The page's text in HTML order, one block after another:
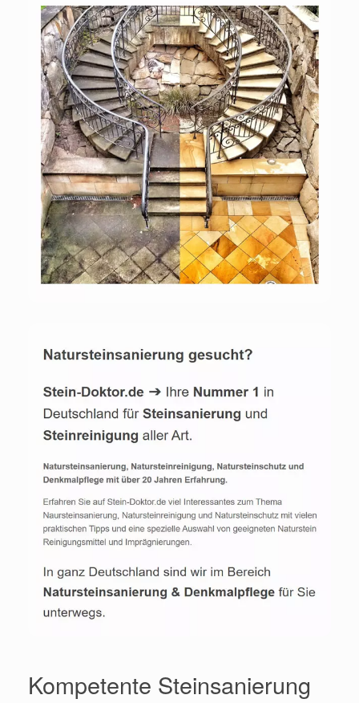
Kompetente Steinsanierung